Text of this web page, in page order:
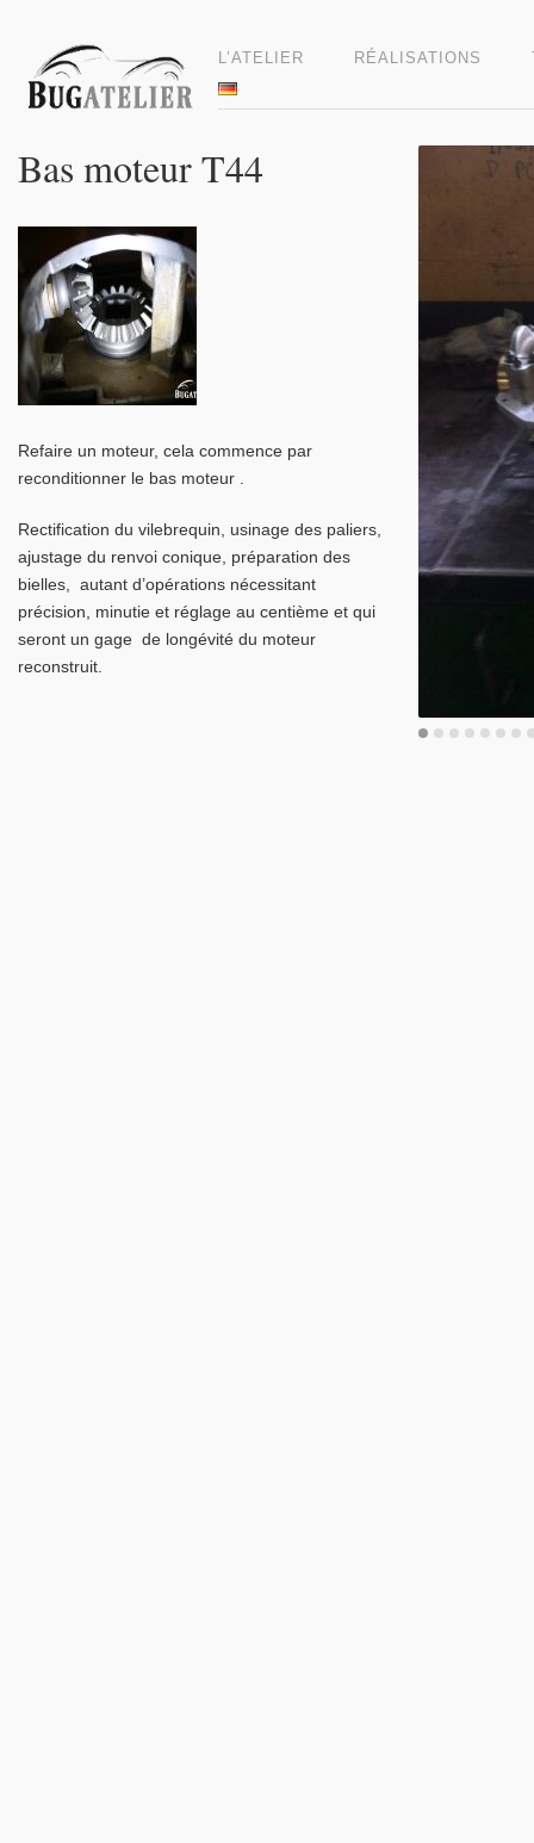
L’ATELIER RÉALISATIONS
Bas moteur T44
Refaire un moteur, cela commence par
reconditionner le bas moteur .
Rectification du vilebrequin, usinage des paliers,
ajustage du renvoi conique, préparation des
bielles, autant d’opérations nécessitant
précision, minutie et réglage au centième et qui
seront un gage de longévité du moteur
reconstruit.